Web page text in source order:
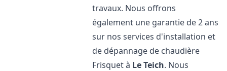
travaux. Nous offrons
également une garantie de 2 ans
sur nos services d'installation et
de dépannage de chaudière
Frisquet à Le Teich. Nous